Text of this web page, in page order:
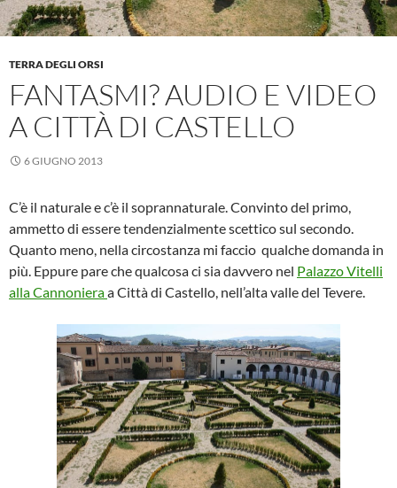
TERRA DEGLI ORSI
FANTASMI? AUDIO E VIDEO
A CITTÀ DI CASTELLO
6 GIUGNO 2013
C’è il naturale e c’è il soprannaturale. Convinto del primo,
ammetto di essere tendenzialmente scettico sul secondo.
Quanto meno, nella circostanza mi faccio qualche domanda in
più. Eppure pare che qualcosa ci sia davvero nel Palazzo Vitelli
alla Cannonieraa Città di Castello, nell’alta valle del Tevere.